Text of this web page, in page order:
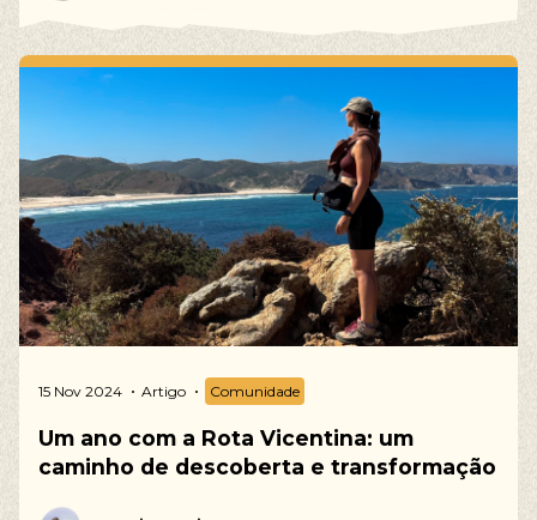
15 Nov 2024 Artigo Comunidade
Um ano com a Rota Vicentina: um
caminho de descoberta e transformação